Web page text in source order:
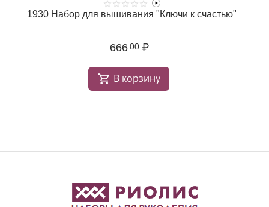
1930 Набор для вышивания "Ключи к счастью"
666 00 ₽
В корзину